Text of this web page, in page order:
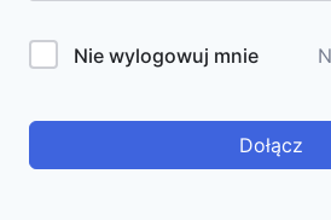
Nie wylogowuj mnie
Dołącz